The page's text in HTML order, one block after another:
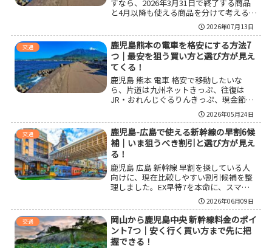
すなら、2026年3月31日で終了する商品
と4月以降も使える商品を分けて考えるの
が重要です。21日前までに決められるな
らEX早特21が有力で、3月31日までの乗
車ならスーパー早特21も有力候補になり
ます。通常料金やスマートEXとの往復総
額差、変更しにくさ、除外日まで踏まえ
て選ぶと損を避けやすいです。
2026年07月13日
交通
鹿児島熊本の電車を格安にする方法7
つ｜最安を狙う買い方と選び方が見え
てくる！
鹿児島 熊本 電車 格安で移動したいな
ら、片道は九州ネットきっぷ、往復は
JR・おれんじぐるりんきっぷ、現金節約
最優先なら在来線寄りの比較が基本で
す。所要時間と料金の差、買う前の注意
点、どの人にどの選び方が向くのかまで
整理して、損しにくい選び方をわかりや
すくまとめました。
2026年05月24日
交通
鹿児島-広島で使える新幹線の早割6候
補｜いま狙うべき割引と選び方が見え
る！
鹿児島 広島 新幹線 早割を探している人
向けに、現在比較しやすい割引候補を整
理しました。EX早特7を本命に、スマー
トEX、終了・見直し済み商品の扱い、宿
泊パックまで含めて比較し、料金差だけ
でなく予約期限や変更のしやすさ、除外
日、目的別の選び方までわかりやすくま
とめています。
2026年06月09日
交通
岡山から鹿児島中央 新幹線料金のポイ
ント7つ｜安く行く買い方まで先に把
握できる！